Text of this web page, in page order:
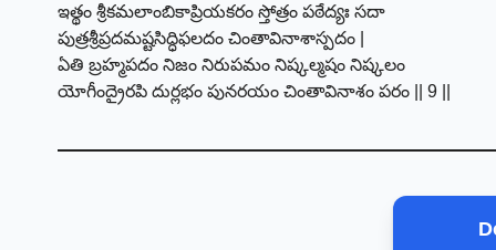
ఇత్థం శ్రీకమలాంబికాప్రియకరం స్తోత్రం పఠేద్యః సదా
పుత్రశ్రీప్రదమష్టసిద్ధిఫలదం చింతావినాశాస్పదం |
ఏతి బ్రహ్మపదం నిజం నిరుపమం నిష్కల్మషం నిష్కలం
యోగీంద్రైరపి దుర్లభం పునరయం చింతావినాశం పరం || 9 ||